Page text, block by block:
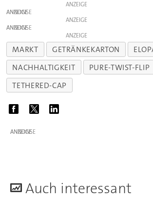
ANZEIGE
ANZEIGE
ANZEIGE
ANZEIGE
ANZEIGE
MARKT GETRÄNKEKARTON
NACHHALTIGKEIT
PURE-TWIST-FLIP
TETHERED-CAP
ANZEIGE
Auch interessant